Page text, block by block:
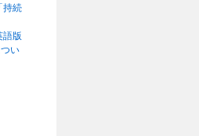
持続
語版
い